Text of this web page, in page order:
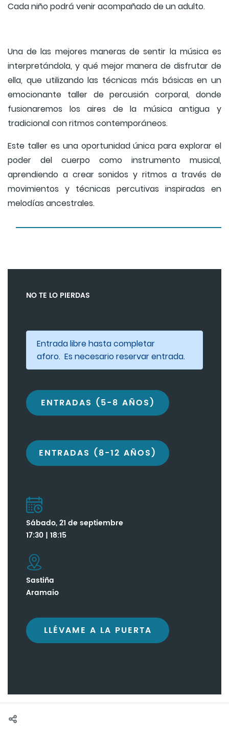
Cada niño podrá venir acompañado de un adulto.
Una de las mejores maneras de sentir la música es
interpretándola, y qué mejor manera de disfrutar de
ella, que utilizando las técnicas más básicas en un
emocionante taller de percusión corporal, donde
fusionaremos los aires de la música antigua y
tradicional con ritmos contemporáneos.
Este taller es una oportunidad única para explorar el
poder del cuerpo como instrumento musical,
aprendiendo a crear sonidos y ritmos a través de
movimientos y técnicas percutivas inspiradas en
melodías ancestrales.
NO TE LO PIERDAS
Entrada libre hasta completar
aforo. Es necesario reservar entrada.
ENTRADAS (5-8 AÑOS)
ENTRADAS (8-12 AÑOS)
Sábado, 21 de septiembre
17:30 | 18:15
Sastiña
Aramaio
LLÉVAME A LA PUERTA